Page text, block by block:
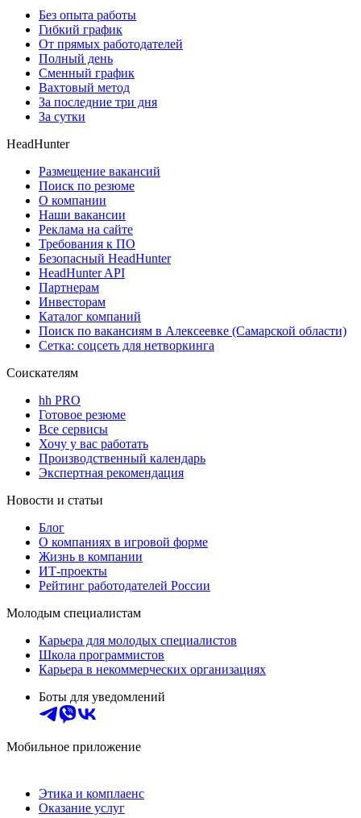
Без опыта работы
Гибкий график
От прямых работодателей
Полный день
Сменный график
Вахтовый метод
За последние три дня
За сутки
HeadHunter
Размещение вакансий
Поиск по резюме
О компании
Наши вакансии
Реклама на сайте
Требования к ПО
Безопасный HeadHunter
HeadHunter API
Партнерам
Инвесторам
Каталог компаний
Поиск по вакансиям в Алексеевке (Самарской области)
Сетка: соцсеть для нетворкинга
Соискателям
hh PRO
Готовое резюме
Все сервисы
Хочу у вас работать
Производственный календарь
Экспертная рекомендация
Новости и статьи
Блог
О компаниях в игровой форме
Жизнь в компании
ИТ-проекты
Рейтинг работодателей России
Молодым специалистам
Карьера для молодых специалистов
Школа программистов
Карьера в некоммерческих организациях
Боты для уведомлений
Мобильное приложение
Этика и комплаенс
Оказание услуг